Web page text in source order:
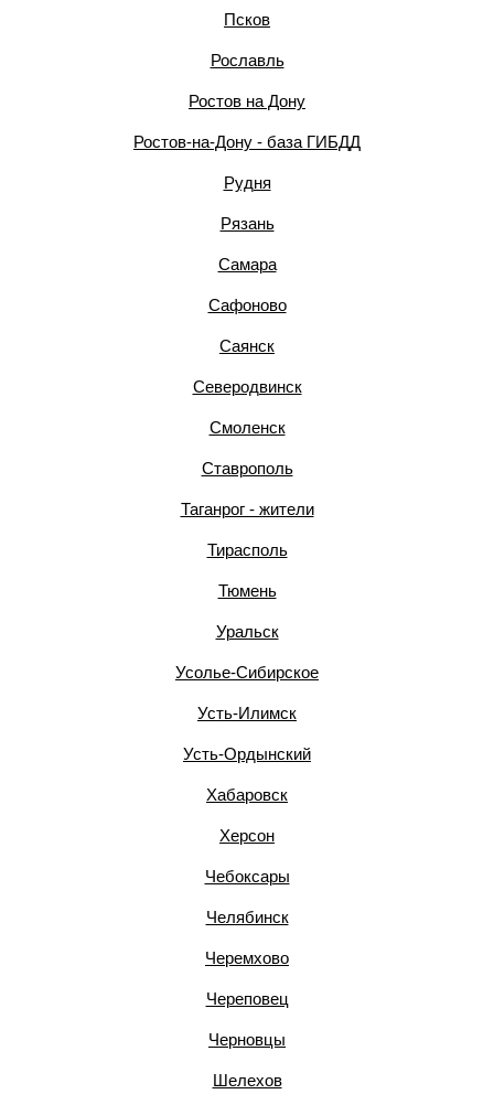
Псков
Рославль
Ростов на Дону
Ростов-на-Дону - база ГИБДД
Рудня
Рязань
Самара
Сафоново
Саянск
Северодвинск
Смоленск
Ставрополь
Таганрог - жители
Тирасполь
Тюмень
Уральск
Усолье-Сибирское
Усть-Илимск
Усть-Ордынский
Хабаровск
Херсон
Чебоксары
Челябинск
Черемхово
Череповец
Черновцы
Шелехов